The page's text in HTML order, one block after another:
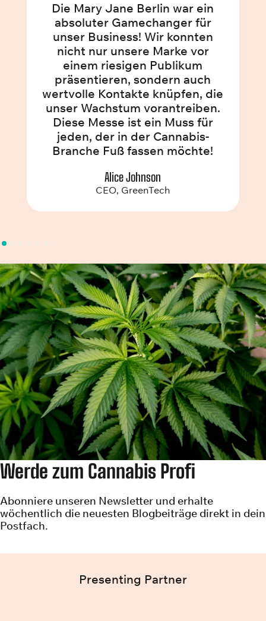
Die Mary Jane Berlin war ein
absoluter Gamechanger für
unser Business! Wir konnten
nicht nur unsere Marke vor
einem riesigen Publikum
präsentieren, sondern auch
wertvolle Kontakte knüpfen, die
unser Wachstum vorantreiben.
Diese Messe ist ein Muss für
jeden, der in der Cannabis-
Branche Fuß fassen möchte!
Alice Johnson
CEO, GreenTech
Werde zum Cannabis Profi
Abonniere unseren Newsletter und erhalte
wöchentlich die neuesten Blogbeiträge direkt in dein
Postfach.
Presenting Partner